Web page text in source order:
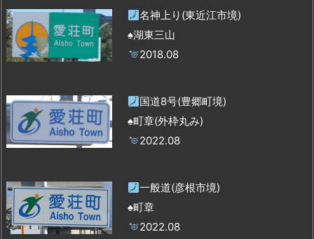
名神上り(東近江市境)
♠湖東三山
2018.08
国道8号(豊郷町境)
♠町章(外枠丸み)
2022.08
一般道(彦根市境)
♠町章
2022.08